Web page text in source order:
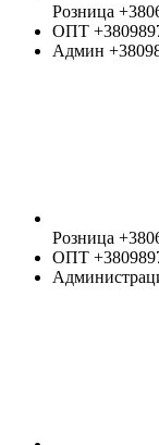
Розница
ОПТ
Админ
Розница
ОПТ